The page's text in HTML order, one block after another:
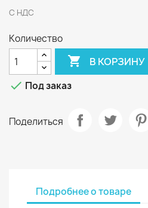
С НДС
Количество
 В КОРЗИНУ
 Под заказ
Поделиться
Подробнее о товаре